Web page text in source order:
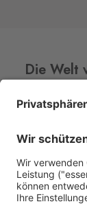
Die Welt
CLUBCARD
Premium
Sortiment